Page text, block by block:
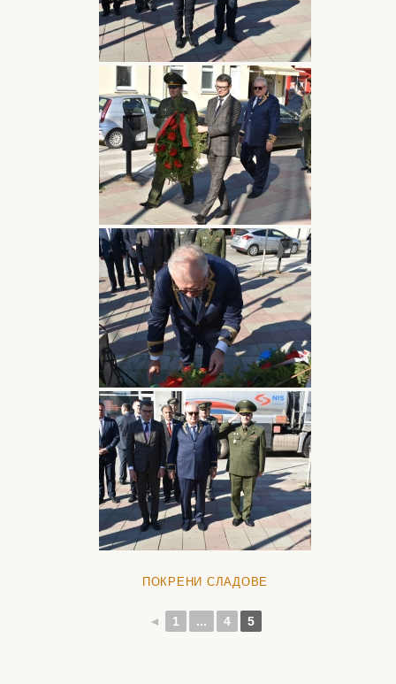
ПОКРЕНИ СЛАДОВЕ
◄ 1 ... 4 5